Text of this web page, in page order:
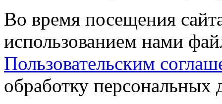
Во время посещения
использованием нами
Пользовательским
обработку персональных